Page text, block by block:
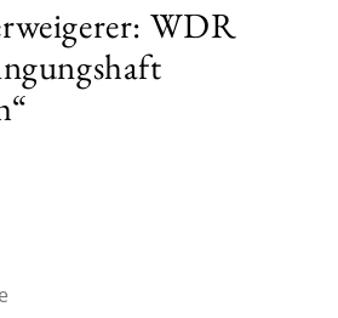
WDR